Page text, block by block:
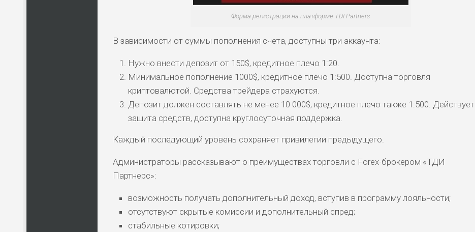
Форма регистрации на платформе TDI Partners
В зависимости от суммы пополнения счета, доступны три аккаунта:
Нужно внести депозит от 150$, кредитное плечо 1:20.
Минимальное пополнение 1000$, кредитное плечо 1:500. Доступна торговля
криптовалютой. Средства трейдера страхуются.
Депозит должен составлять не менее 10 000$, кредитное плечо также 1:500. Действует
защита средств, доступна круглосуточная поддержка.
Каждый последующий уровень сохраняет привилегии предыдущего.
Администраторы рассказывают о преимуществах торговли с Forex-брокером «ТДИ
Партнерс»:
возможность получать дополнительный доход, вступив в программу лояльности;
отсутствуют скрытые комиссии и дополнительный спред;
стабильные котировки;